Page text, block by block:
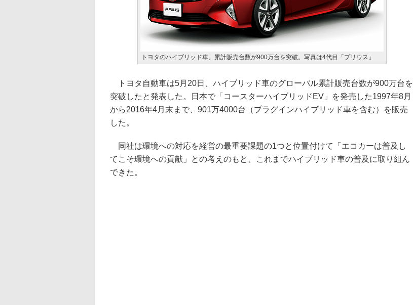
トヨタのハイブリッド車、累計販売台数が900万台を突破。写真は4代目「プリウス」
トヨタ自動車は5月20日、ハイブリッド車のグローバル累計販売台数が900万台を
突破したと発表した。日本で「コースターハイブリッドEV」を発売した1997年8月
から2016年4月末まで、901万4000台（プラグインハイブリッド車を含む）を販売
した。
同社は環境への対応を経営の最重要課題の1つと位置付けて「エコカーは普及し
てこそ環境への貢献」との考えのもと、これまでハイブリッド車の普及に取り組ん
できた。